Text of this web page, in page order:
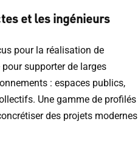
et les ingénieurs
pour la réalisation de
supporter de larges
: espaces publics,
Une gamme de profilés
des projets modernes